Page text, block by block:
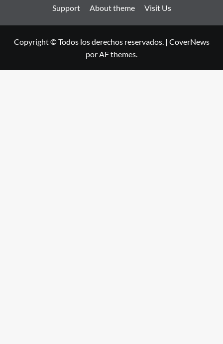
Support About theme Visit Us
Copyright © Todos los derechos reservados. | CoverNews
por AF themes.